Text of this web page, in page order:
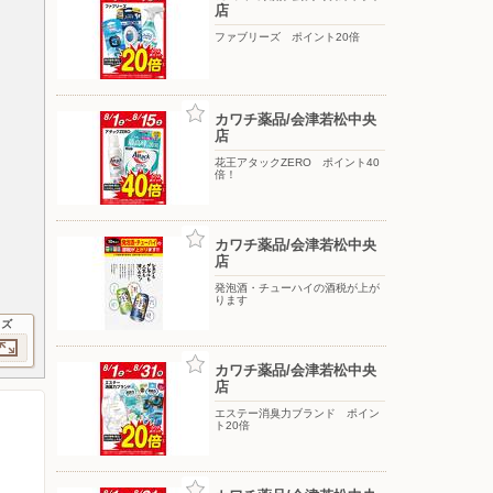
店
ファブリーズ ポイント20倍
カワチ薬品/会津若松中央
店
花王アタックZERO ポイント40
倍！
カワチ薬品/会津若松中央
店
発泡酒・チューハイの酒税が上が
ります
カワチ薬品/会津若松中央
店
エステー消臭力ブランド ポイン
ト20倍